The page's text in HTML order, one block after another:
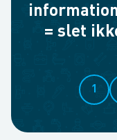
= slet
1